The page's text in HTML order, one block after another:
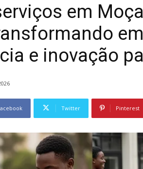
em
e inovação
Twitter Pinterest